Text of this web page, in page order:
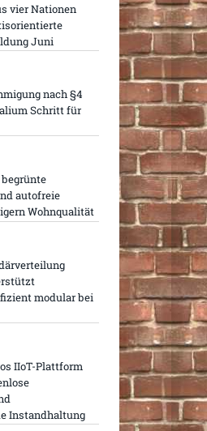
vier Nationen
Juni
nach §4
Schritt für
autofreie
Wohnqualität
modular bei
IIoT-Plattform
Instandhaltung